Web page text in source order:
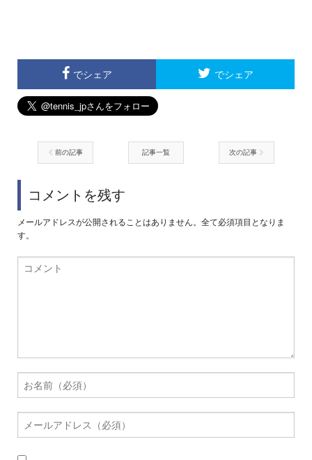
でシェア でシェア
前の記事 記事一覧 次の記事
コメントを残す
メールアドレスが公開されることはありません。全て必須項目となりま
す。